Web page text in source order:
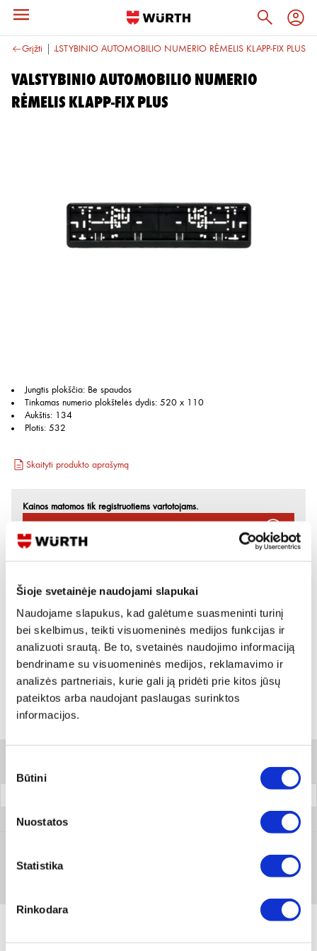
Šioje svetainėje naudojami slapukai
Naudojame slapukus, kad galėtume suasmeninti turinį
bei skelbimus, teikti visuomeninės medijos funkcijas ir
analizuoti srautą. Be to, svetainės naudojimo informaciją
bendriname su visuomeninės medijos, reklamavimo ir
analizės partneriais, kurie gali ją pridėti prie kitos jūsų
pateiktos arba naudojant paslaugas surinktos
informacijos.
pasirinkimas
Būtini
Nuostatos
Statistika
Rinkodara
Grįžti
priedai VALSTYBINIO AUTOMOBILIO NUMERIO RĖMELIS KLAPP-FIX PLUS
VALSTYBINIO AUTOMOBILIO NUMERIO
RĖMELIS KLAPP-FIX PLUS
Jungtis plokščia: Be spaudos
Tinkamas numerio plokštelės dydis: 520 x 110
Aukštis: 134
Plotis: 532
Skaityti produkto aprašymą
Kainos matomos tik registruotiems vartotojams.
Reikia daugiau informacijos?
Rodyti artimiausią parduotuvę
Skambinti:
+370 694 91387
Variantai
0825 06